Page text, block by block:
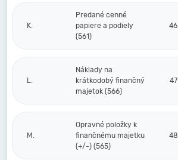
K.
Predané cenné
papiere a podiely
(561)
46
L.
Náklady na
krátkodobý finančný
majetok (566)
47
M.
Opravné položky k
finančnému majetku
(+/-) (565)
48